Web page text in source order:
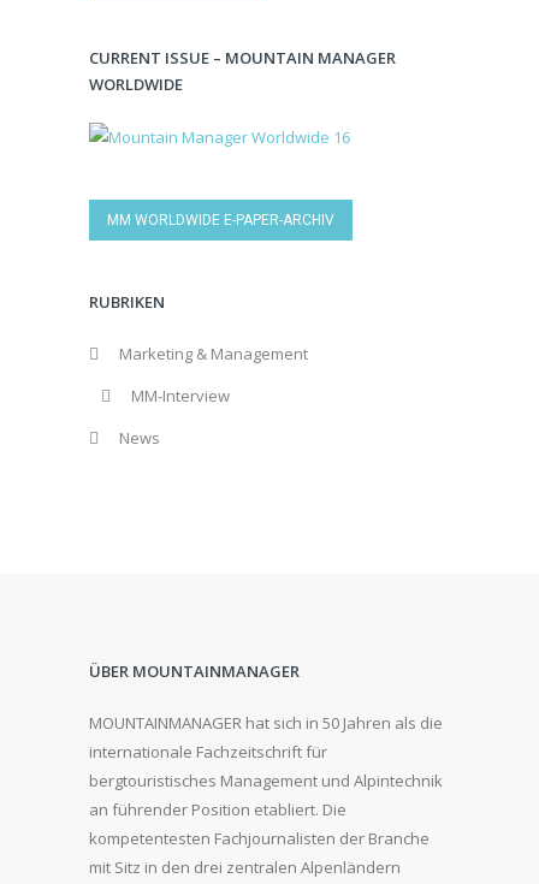
CURRENT ISSUE – MOUNTAIN MANAGER
WORLDWIDE
MM WORLDWIDE E-PAPER-ARCHIV
RUBRIKEN
Marketing & Management
MM-Interview
News
ÜBER MOUNTAINMANAGER
MOUNTAINMANAGER hat sich in 50 Jahren als die
internationale Fachzeitschrift für
bergtouristisches Management und Alpintechnik
an führender Position etabliert. Die
kompetentesten Fachjournalisten der Branche
mit Sitz in den drei zentralen Alpenländern